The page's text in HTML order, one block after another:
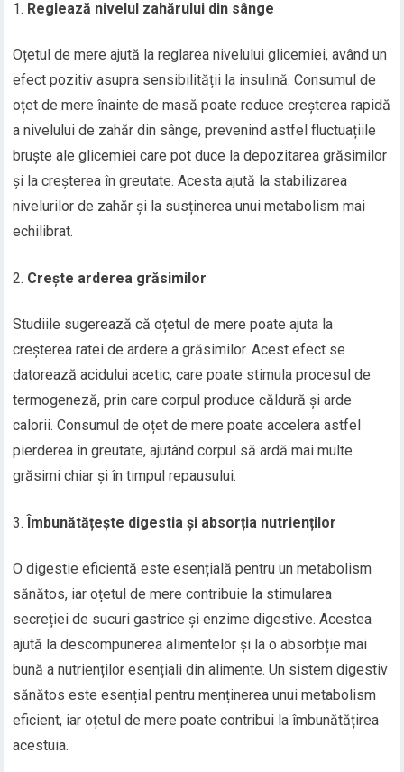
Reglează nivelul zahărului din sânge
Oțetul de mere ajută la reglarea nivelului glicemiei, având un
efect pozitiv asupra sensibilității la insulină. Consumul de
oțet de mere înainte de masă poate reduce creșterea rapidă
a nivelului de zahăr din sânge, prevenind astfel fluctuațiile
bruște ale glicemiei care pot duce la depozitarea grăsimilor
și la creșterea în greutate. Acesta ajută la stabilizarea
nivelurilor de zahăr și la susținerea unui metabolism mai
echilibrat.
Crește arderea grăsimilor
Studiile sugerează că oțetul de mere poate ajuta la
creșterea ratei de ardere a grăsimilor. Acest efect se
datorează acidului acetic, care poate stimula procesul de
termogeneză, prin care corpul produce căldură și arde
calorii. Consumul de oțet de mere poate accelera astfel
pierderea în greutate, ajutând corpul să ardă mai multe
grăsimi chiar și în timpul repausului.
Îmbunătățește digestia și absorția nutrienților
O digestie eficientă este esențială pentru un metabolism
sănătos, iar oțetul de mere contribuie la stimularea
secreției de sucuri gastrice și enzime digestive. Acestea
ajută la descompunerea alimentelor și la o absorbție mai
bună a nutrienților esențiali din alimente. Un sistem digestiv
sănătos este esențial pentru menținerea unui metabolism
eficient, iar oțetul de mere poate contribui la îmbunătățirea
acestuia.